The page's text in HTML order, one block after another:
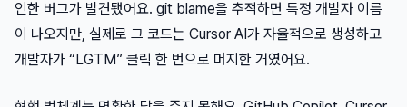
인한 버그가 발견됐어요. git blame을 추적하면 특정 개발자 이름
이 나오지만, 실제로 그 코드는 Cursor AI가 자율적으로 생성하고
개발자가 “LGTM” 클릭 한 번으로 머지한 거였어요.